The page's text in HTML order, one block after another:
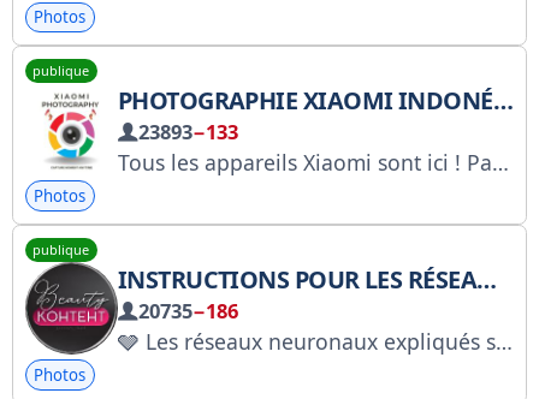
Photos
publique
PHOTOGRAPHIE XIAOMI INDONÉSIE
23893−133
Tous les appareils Xiaomi sont ici ! Partagez vos captures d'écran et configurations au
Photos
publique
INSTRUCTIONS POUR LES RÉSEAUX NEURONAUX
20735−186
🩶 Les réseaux neuronaux expliqués simplement. Cours gratuits, tutoriels, outils d'IA et solutions clés en main pour la création de contenu. Publicité : @reklama_promts_neiro Collaboration : @mamaprinca Retrouvez-nous sur MAKS : https://max.ru/promts_neiro Chaîne sur Roskomnadzor : https://clck.ru/3TDXAY
Photos